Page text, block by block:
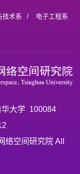
技术系 / 电子工程系
华大学 100084
空间研究院 All